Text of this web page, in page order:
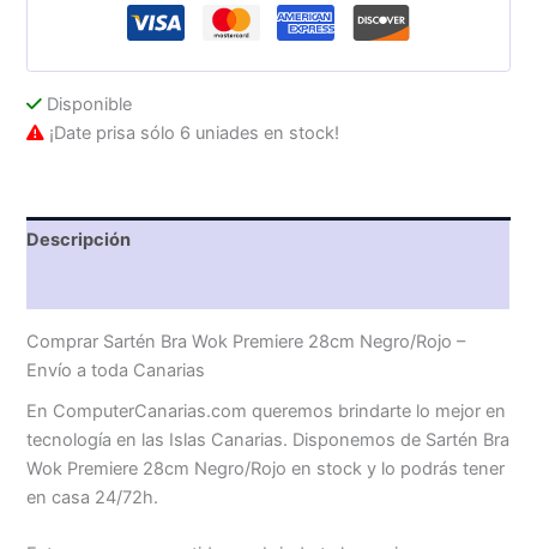
Disponible
¡Date prisa sólo 6 uniades en stock!
Descripción
Comprar Sartén Bra Wok Premiere 28cm Negro/Rojo –
Envío a toda Canarias
En ComputerCanarias.com queremos brindarte lo mejor en
tecnología en las Islas Canarias. Disponemos de Sartén Bra
Wok Premiere 28cm Negro/Rojo en stock y lo podrás tener
en casa 24/72h.